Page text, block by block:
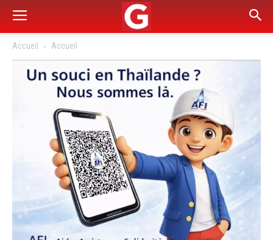
Accueil Accueil